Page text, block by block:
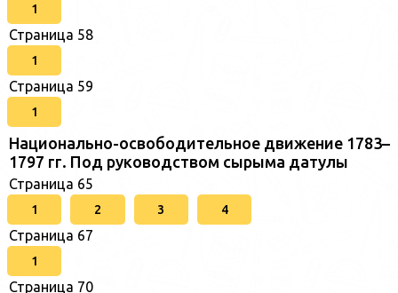
1
Страница 58
1
Страница 59
1
Национально-освободительное движение 1783–
1797 гг. Под руководством сырыма датулы
Страница 65
1 2 3 4
Страница 67
1
Страница 70